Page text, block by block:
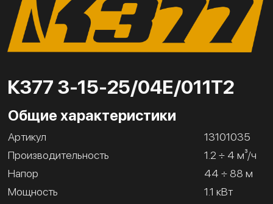
К377 3-15-25/04Е/011Т2
Общие характеристики
Артикул
13101035
Производительность
1.2 ÷ 4 м³/ч
Напор
44 ÷ 88 м
Мощность
1.1 кВт